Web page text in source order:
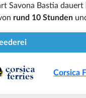
Savona Bastia dauert
rund 10 Stunden
Corsica